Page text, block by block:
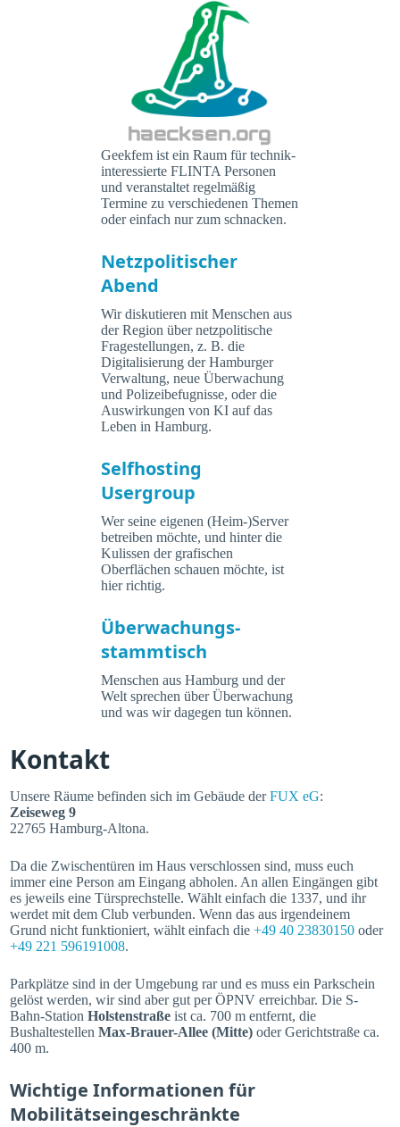
Geekfem ist ein Raum für technik-
interessierte FLINTA Personen
und veranstaltet regelmäßig
Termine zu verschiedenen Themen
oder einfach nur zum schnacken.
Netzpolitischer
Abend
Wir diskutieren mit Menschen aus
der Region über netzpolitische
Fragestellungen, z. B. die
Digitalisierung der Hamburger
Verwaltung, neue Überwachung
und Polizeibefugnisse, oder die
Auswirkungen von KI auf das
Leben in Hamburg.
Selfhosting
Usergroup
Wer seine eigenen (Heim-)Server
betreiben möchte, und hinter die
Kulissen der grafischen
Oberflächen schauen möchte, ist
hier richtig.
Überwachungs-
stammtisch
Menschen aus Hamburg und der
Welt sprechen über Überwachung
und was wir dagegen tun können.
Kontakt
Unsere Räume befinden sich im Gebäude derFUX eG:
Zeiseweg 9
22765 Hamburg-Altona.
Da die Zwischentüren im Haus verschlossen sind, muss euch
immer eine Person am Eingang abholen. An allen Eingängen gibt
es jeweils eine Türsprechstelle. Wählt einfach die 1337, und ihr
werdet mit dem Club verbunden. Wenn das aus irgendeinem
Grund nicht funktioniert, wählt einfach die+49 40 23830150 oder
+49 221 596191008.
Parkplätze sind in der Umgebung rar und es muss ein Parkschein
gelöst werden, wir sind aber gut per ÖPNV erreichbar. Die S-
Bahn-StationHolstenstraße ist ca. 700 m entfernt, die
BushaltestellenMax-Brauer-Allee (Mitte) oder Gerichtstraße ca.
400 m.
Wichtige Informationen für
Mobilitätseingeschränkte